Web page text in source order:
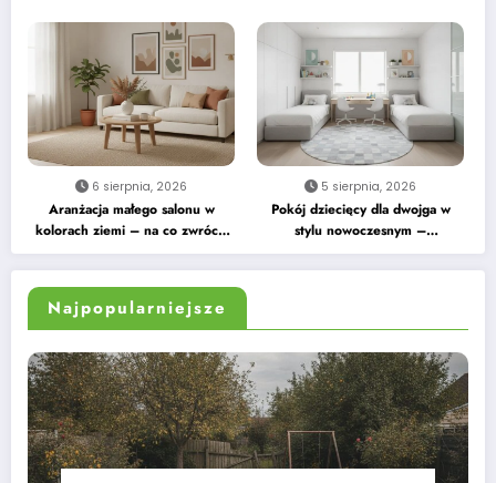
6 sierpnia, 2026
Aranżacja małego salonu w
kolorach ziemi – na co zwrócić
uwagę
5 sierpnia, 2026
Pokój dziecięcy dla dwojga w
stylu nowoczesnym –
praktyczne wskazówki
Najpopularniejsze